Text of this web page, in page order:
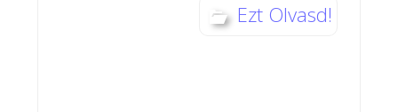
Ezt Olvasd!